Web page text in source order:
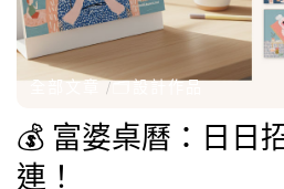
全部文章 🗂️設計作品
💰 富婆桌曆：日日
連！